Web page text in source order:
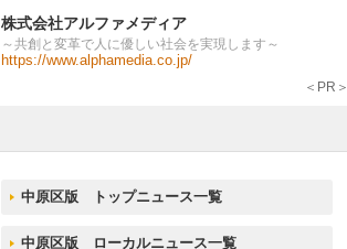
株式会社アルファメディア
～共創と変革で人に優しい社会を実現します～
https://www.alphamedia.co.jp/
＜PR＞
中原区版 トップニュース一覧
中原区版 ローカルニュース一覧